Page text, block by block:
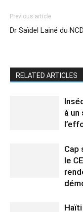
Previous article
Dr Saïdel Lainé du
RELATED ARTICLES
à
Cap
le